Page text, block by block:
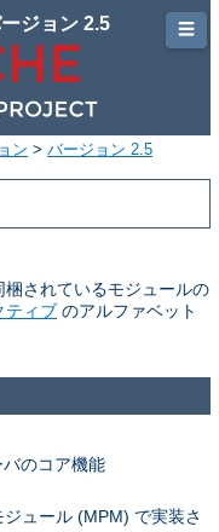
ジョン 2.5
ン > バージョン 2.5
されているモジュールの
ティブ のアルファベット
のコア機能
ュール (MPM) で実装さ
☰